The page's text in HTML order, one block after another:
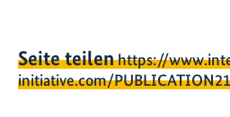
Seite teilenhttps://
initiative.com/